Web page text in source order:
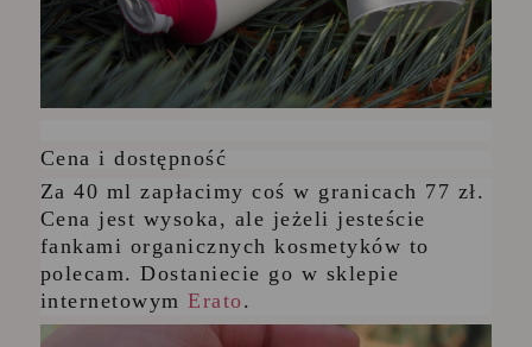
Cena i dostępność
Za 40 ml zapłacimy coś w granicach 77 zł.
Cena jest wysoka, ale jeżeli jesteście
fankami organicznych kosmetyków to
polecam. Dostaniecie go w sklepie
internetowymErato.